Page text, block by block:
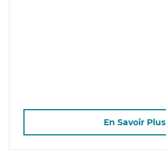
En Savoir Plus